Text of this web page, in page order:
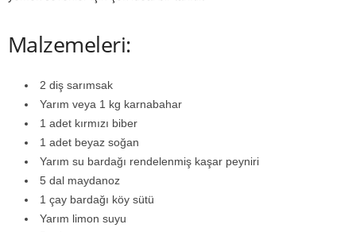
Malzemeleri:
2 diş sarımsak
Yarım veya 1 kg karnabahar
1 adet kırmızı biber
1 adet beyaz soğan
Yarım su bardağı rendelenmiş kaşar peyniri
5 dal maydanoz
1 çay bardağı köy sütü
Yarım limon suyu